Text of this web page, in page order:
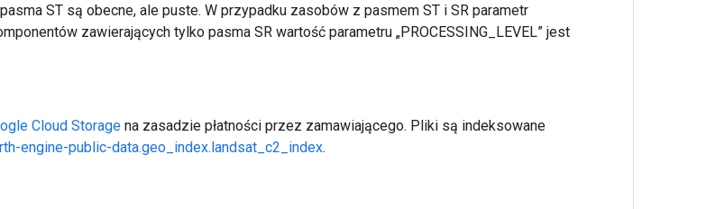
ST są obecne, ale puste. W przypadku zasobów z pasmem ST i SR parametr
zawierających tylko pasma SR wartość parametru „PROCESSING_LEVEL” jest
Cloud Storage na zasadzie płatności przez zamawiającego. Pliki są indeksowane
engine-public-data.geo_index.landsat_c2_index.